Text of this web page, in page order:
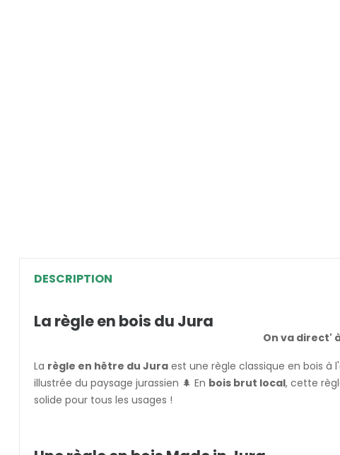
DESCRIPTION
La règle en bois du Jura
On va direct'
La règle en hêtre du Jura est une règle classique en bois à
illustrée du paysage jurassien 🌲 En bois brut local, cette
solide pour tous les usages !